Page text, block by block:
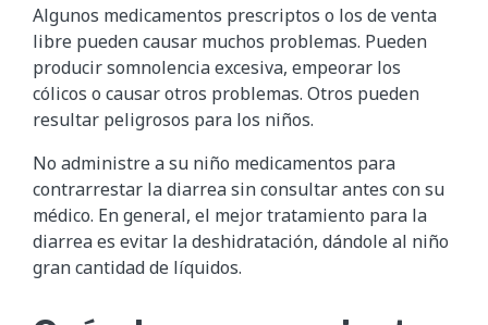
Algunos medicamentos prescriptos o los de venta
libre pueden causar muchos problemas. Pueden
producir somnolencia excesiva, empeorar los
cólicos o causar otros problemas. Otros pueden
resultar peligrosos para los niños.
No administre a su niño medicamentos para
contrarrestar la diarrea sin consultar antes con su
médico. En general, el mejor tratamiento para la
diarrea es evitar la deshidratación, dándole al niño
gran cantidad de líquidos.